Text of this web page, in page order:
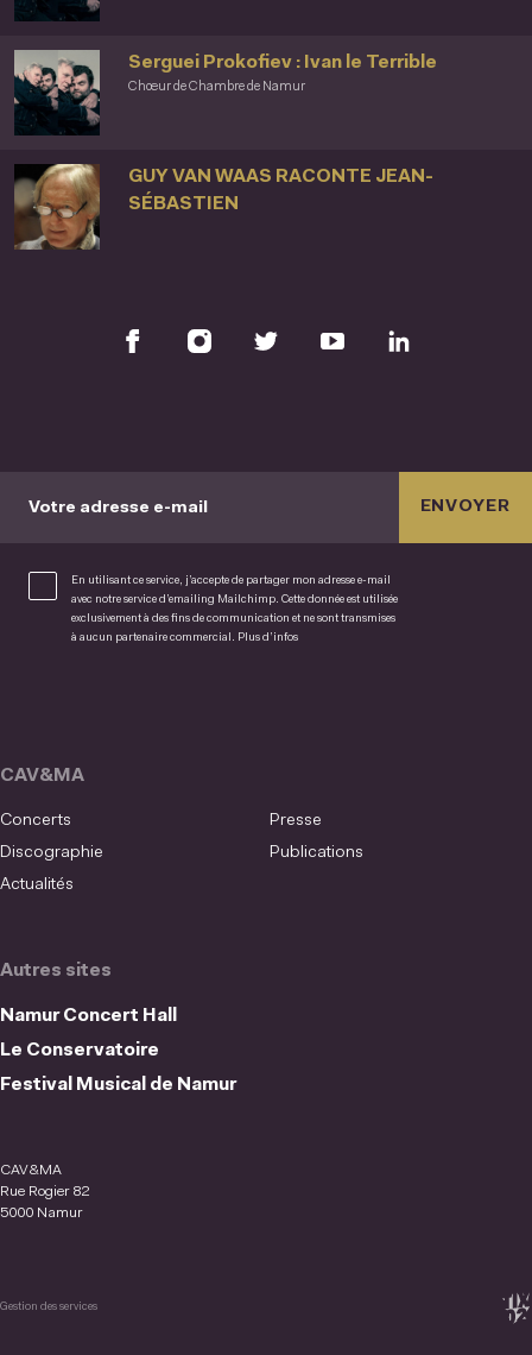
Chœur de Chambre de Namur
Serguei Prokofiev : Ivan le Terrible
GUY VAN WAAS RACONTE JEAN-
SÉBASTIEN
Votre adresse e-mail
En utilisant ce service, j’accepte de partager mon adresse e-mail
avec notre service d’emailing Mailchimp. Cette donnée est utilisée
exclusivement à des fins de communication et ne sont transmises
à aucun partenaire commercial.
Plus d’infos
ENVOYER
Autres sites
Namur Concert Hall
Le Conservatoire
Festival Musical de Namur
CAV&MA
Concerts
Presse
Discographie
Publications
Actualités
CAV&MA
Rue Rogier 82
5000 Namur
Gestion des services